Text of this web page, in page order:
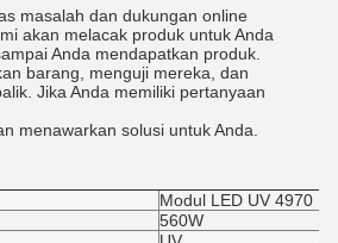
masalah dan dukungan online
akan melacak produk untuk Anda
Anda mendapatkan produk.
barang, menguji mereka, dan
Jika Anda memiliki pertanyaan
menawarkan solusi untuk Anda.
Modul LED UV 4970
560W